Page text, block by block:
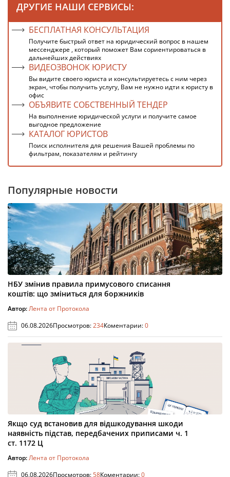
ДРУГИЕ НАШИ СЕРВИСЫ:
БЕСПЛАТНАЯ КОНСУЛЬТАЦИЯ
Получите быстрый ответ на юридический вопрос в нашем
мессенджере , который поможет Вам сориентироваться в
дальнейших действиях
ВИДЕОЗВОНОК ЮРИСТУ
Вы видите своего юриста и консультируетесь с ним через
экран, чтобы получить услугу, Вам не нужно идти к юристу в
офис
ОБЪЯВИТЕ СОБСТВЕННЫЙ ТЕНДЕР
На выполнение юридической услуги и получите самое
выгодное предложение
КАТАЛОГ ЮРИСТОВ
Поиск исполнителя для решения Вашей проблемы по
фильтрам, показателям и рейтингу
Популярные новости
НБУ змінив правила примусового списання
коштів: що зміниться для боржників
Автор:Лента от Протокола
06.08.2026Просмотров:234Коментарии:0
Якщо суд встановив для відшкодування шкоди
наявність підстав, передбачених приписами ч. 1
ст. 1172 Ц
Автор:Лента от Протокола
06.08.2026Просмотров:58Коментарии:0